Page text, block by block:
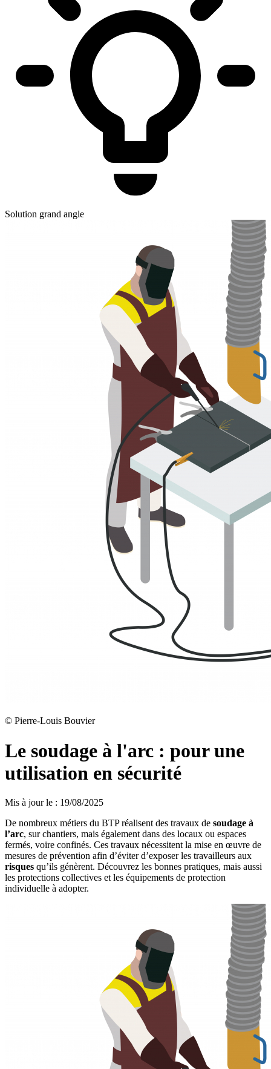
Solution grand angle
© Pierre-Louis Bouvier
Le soudage à l'arc : pour une
utilisation en sécurité
Mis à jour le : 19/08/2025
De nombreux métiers du BTP réalisent des travaux de soudage à
l’arc, sur chantiers, mais également dans des locaux ou espaces
fermés, voire confinés. Ces travaux nécessitent la mise en œuvre de
mesures de prévention afin d’éviter d’exposer les travailleurs aux
risques qu’ils génèrent. Découvrez les bonnes pratiques, mais aussi
les protections collectives et les équipements de protection
individuelle à adopter.